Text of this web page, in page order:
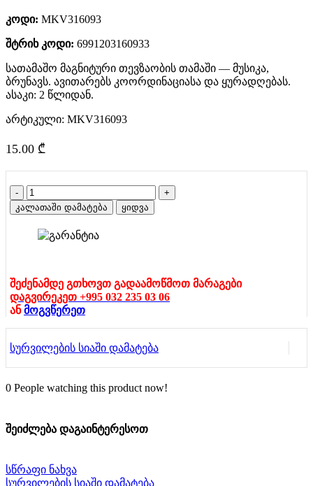
კოდი: MKV316093
შტრიხ კოდი: 6991203160933
სათამაშო მაგნიტური თევზაობის თამაში — მუსიკა,
ბრუნავს. ავითარებს კოორდინაციასა და ყურადღებას.
ასაკი: 2 წლიდან.
არტიკული: MKV316093
15.00 ₾
რაოდენობა:
სათამაშო
fishing
game
კალათაში დამატება ყიდვა
შეძენამდე გთხოვთ გადაამოწმოთ მარაგები
დაგვირეკეთ +995 032 235 03 06
ანმოგვწერეთ
სურვილების სიაში დამატება
0 People watching this product now!
შეიძლება დაგაინტერესოთ
სწრაფი ნახვა
სურვილების სიაში დამატება